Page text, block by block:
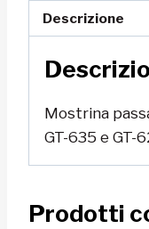
Descrizione
Mostrina
GT-635 e GT-
Prodotti